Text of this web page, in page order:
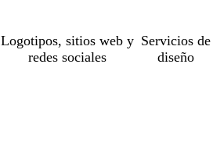
Logotipos, sitios web y
redes sociales
Servicios de
diseño